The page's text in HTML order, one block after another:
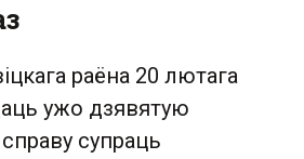
раёна 20 лютага
ужо дзявятую
супраць